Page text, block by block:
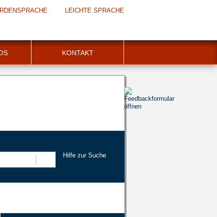
LEICHTE SPRACHE
KONTAKT
Hilfe zur Suche